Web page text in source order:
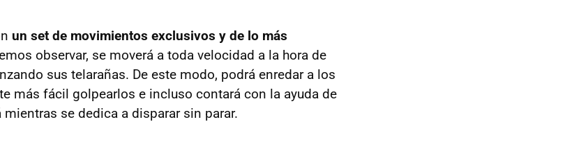
un set de movimientos exclusivos y de lo más
observar, se moverá a toda velocidad a la hora de
sus telarañas. De este modo, podrá enredar a los
más fácil golpearlos e incluso contará con la ayuda de
se dedica a disparar sin parar.